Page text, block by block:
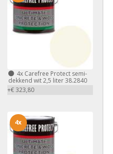
4xCarefree Protect semi-
dekkend wit 2,5 liter 38.2840
+€ 323,80
4x